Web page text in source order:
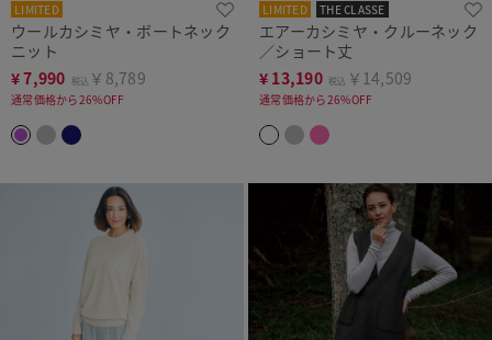
LIMITED
ウールカシミヤ・ボートネック
ニット
¥7,990 税込 ￥8,789
通常価格から26%OFF
LIMITED THE CLASSE
エアーカシミヤ・クルーネック
／ショート丈
¥ 13,190 税込 ￥14,509
通常価格から26%OFF